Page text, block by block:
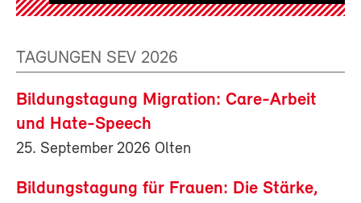
TAGUNGEN SEV 2026
Bildungstagung Migration: Care-Arbeit
und Hate-Speech
25. September 2026 Olten
Bildungstagung für Frauen: Die Stärke,